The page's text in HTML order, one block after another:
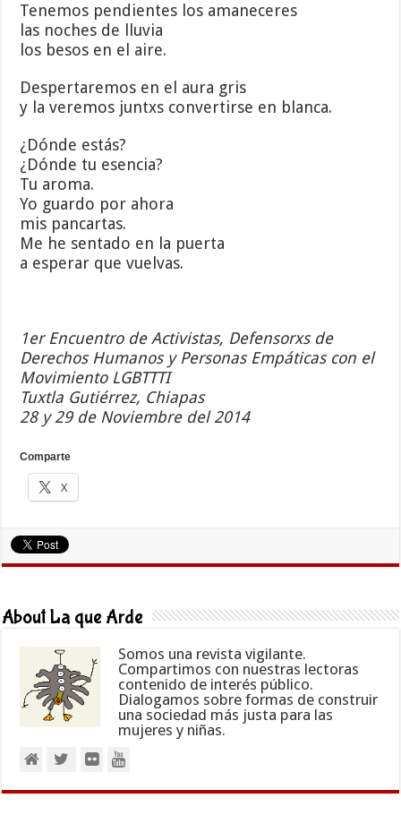
Tenemos pendientes los amaneceres
las noches de lluvia
los besos en el aire.
Despertaremos en el aura gris
y la veremos juntxs convertirse en blanca.
¿Dónde estás?
¿Dónde tu esencia?
Tu aroma.
Yo guardo por ahora
mis pancartas.
Me he sentado en la puerta
a esperar que vuelvas.
1er Encuentro de Activistas, Defensorxs de
Derechos Humanos y Personas Empáticas con el
Movimiento LGBTTTI
Tuxtla Gutiérrez, Chiapas
28 y 29 de Noviembre del 2014
Comparte
X
About La que Arde
Somos una revista vigilante.
Compartimos con nuestras lectoras
contenido de interés público.
Dialogamos sobre formas de construir
una sociedad más justa para las
mujeres y niñas.